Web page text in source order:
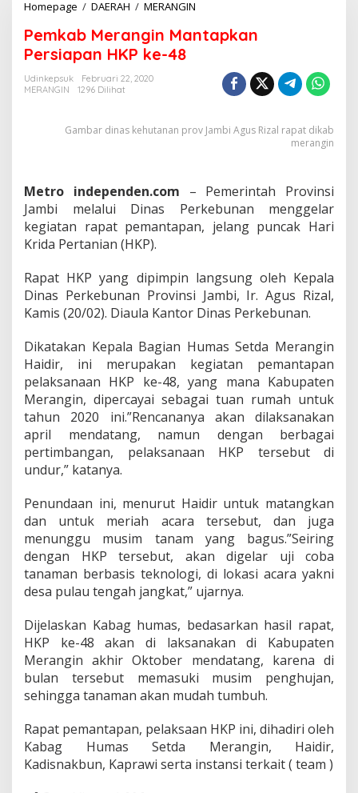
Homepage / DAERAH / MERANGIN
m
a
M
a
n
p
a
e
r
s
i
a
p
a
n
P
k
4
8
Pemkab Merangin Mantapkan
Persiapan HKP ke-48
Udinkepsuk
Februari 22, 2020
MERANGIN
1296 Dilihat
Gambar dinas kehutanan prov Jambi Agus Rizal rapat dikab
merangin
Metro independen.com – Pemerintah Provinsi
Jambi melalui Dinas Perkebunan menggelar
kegiatan rapat pemantapan, jelang puncak Hari
Krida Pertanian (HKP).
Rapat HKP yang dipimpin langsung oleh Kepala
Dinas Perkebunan Provinsi Jambi, Ir. Agus Rizal,
Kamis (20/02). Diaula Kantor Dinas Perkebunan.
Dikatakan Kepala Bagian Humas Setda Merangin
Haidir, ini merupakan kegiatan pemantapan
pelaksanaan HKP ke-48, yang mana Kabupaten
Merangin, dipercayai sebagai tuan rumah untuk
tahun 2020 ini.”Rencananya akan dilaksanakan
april mendatang, namun dengan berbagai
pertimbangan, pelaksanaan HKP tersebut di
undur,” katanya.
Penundaan ini, menurut Haidir untuk matangkan
dan untuk meriah acara tersebut, dan juga
menunggu musim tanam yang bagus.”Seiring
dengan HKP tersebut, akan digelar uji coba
tanaman berbasis teknologi, di lokasi acara yakni
desa pulau tengah jangkat,” ujarnya.
Dijelaskan Kabag humas, bedasarkan hasil rapat,
HKP ke-48 akan di laksanakan di Kabupaten
Merangin akhir Oktober mendatang, karena di
bulan tersebut memasuki musim penghujan,
sehingga tanaman akan mudah tumbuh.
Rapat pemantapan, pelaksaan HKP ini, dihadiri oleh
Kabag Humas Setda Merangin, Haidir,
Kadisnakbun, Kaprawi serta instansi terkait ( team )